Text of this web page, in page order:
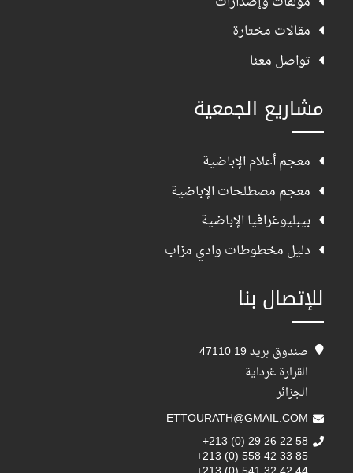
مقالات مختارة
تواصل معنا
مشاريع الجمعية
معجم أعلام الإباضية
معجم مصطلحات الإباضية
بيبليوغرافيا الإباضية
دليل مخطوطات وادي مزاب
للإتصال بنا
صندوق بريد 19 47110
القرارة غرداية
الجزائر
ETTOURATH@GMAIL.COM
+213 (0) 29 26 22 58
+213 (0) 558 42 33 85